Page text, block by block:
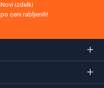
Novi izdelki
po ceni rabljenih!